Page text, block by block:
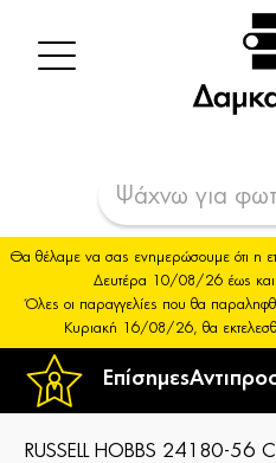
Επίσημες
Θα θέλαμε να σας ενημερώσουμε ότι η
Δευτέρα 10/08/26 έως
Όλες οι παραγγελίες που θα
Κυριακή 16/08/26, θα
RUSSELL HOBBS 24180-56